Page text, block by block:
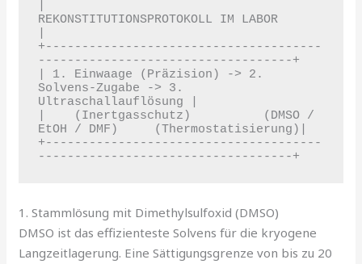
REKONSTITUTIONSPROTOKOLL IM LABOR
+--------------------------------------
-----------------------------------+
| 1. Einwaage (Präzision) -> 2.
Solvens-Zugabe -> 3.
Ultraschallauflösung |
|    (Inertgasschutz)          (DMSO /
EtOH / DMF)     (Thermostatisierung)|
+--------------------------------------
1. Stammlösung mit Dimethylsulfoxid (DMSO)
DMSO ist das effizienteste Solvens für die kryogene
Langzeitlagerung. Eine Sättigungsgrenze von bis zu 20